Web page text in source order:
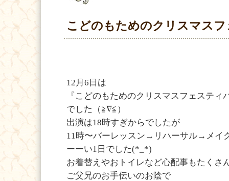
こどのもためのクリスマス
12月6日は
『こどのもためのクリスマスフェスティ
でした（≧∇≦）
出演は18時すぎからでしたが
11時〜バーレッスン→リハーサル→メ
ーーい1日でした(*_*)
お着替えやおトイレなど心配事もたくさ
ご父兄のお手伝いのお陰で